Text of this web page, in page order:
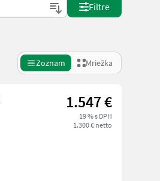
Filtre
Zoznam Mriežka
1.547 €
19 % s DPH
1.300 € netto